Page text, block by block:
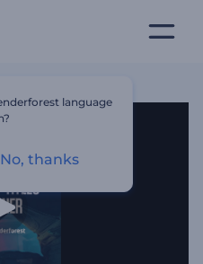
language
No, thanks